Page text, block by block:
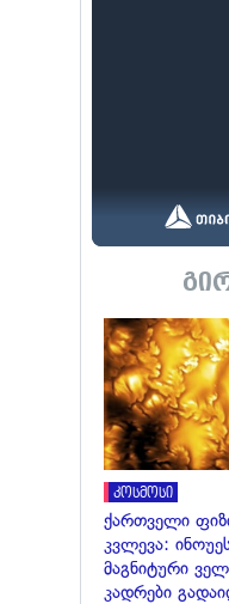
კოსმოსი
ქართველი
კვლევა:
მაგნიტური
კადრები